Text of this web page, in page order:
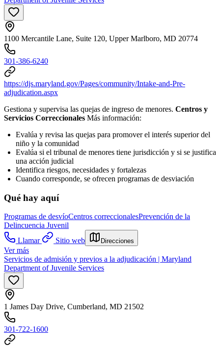
1100 Mercantile Lane, Suite 120, Upper Marlboro, MD 20774
301-386-6240
https://djs.maryland.gov/Pages/community/Intake-and-Pre-
adjudication.aspx
Gestiona y supervisa las quejas de ingreso de menores. Centros y
Servicios Correccionales Más información:
Evalúa y revisa las quejas para promover el interés superior del
niño y la comunidad
Evalúa si el tribunal de menores tiene jurisdicción y si se justifica
una acción judicial
Identifica riesgos, necesidades y fortalezas
Cuando corresponde, se ofrecen programas de desviación
Qué hay aquí
Programas de desvíoCentros correccionalesPrevención de la
Delincuencia Juvenil
Llamar
Sitio web Direcciones
Ver más
Servicios de admisión y previos a la adjudicación | Maryland
Department of Juvenile Services
1 James Day Drive, Cumberland, MD 21502
301-722-1600